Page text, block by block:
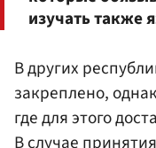
изучать также
В других
закреплено,
где для этого
В случае